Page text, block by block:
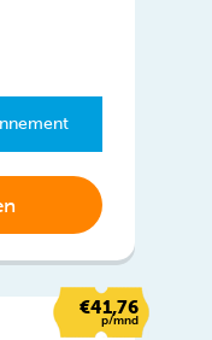
€41,76
p/mnd